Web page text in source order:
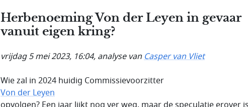
Herbenoeming Von der Leyen in gevaar
vanuit eigen kring?
vrijdag 5 mei 2023, 16:04, analyse vanCasper van Vliet
Wie zal in 2024 huidig Commissievoorzitter
Von der Leyen